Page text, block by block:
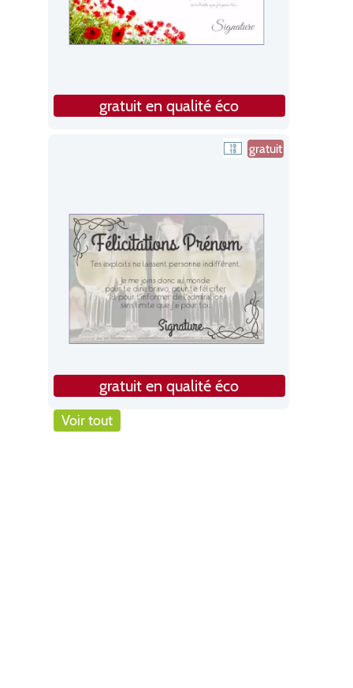
gratuit en qualité éco
gratuit
gratuit en qualité éco
Voir tout